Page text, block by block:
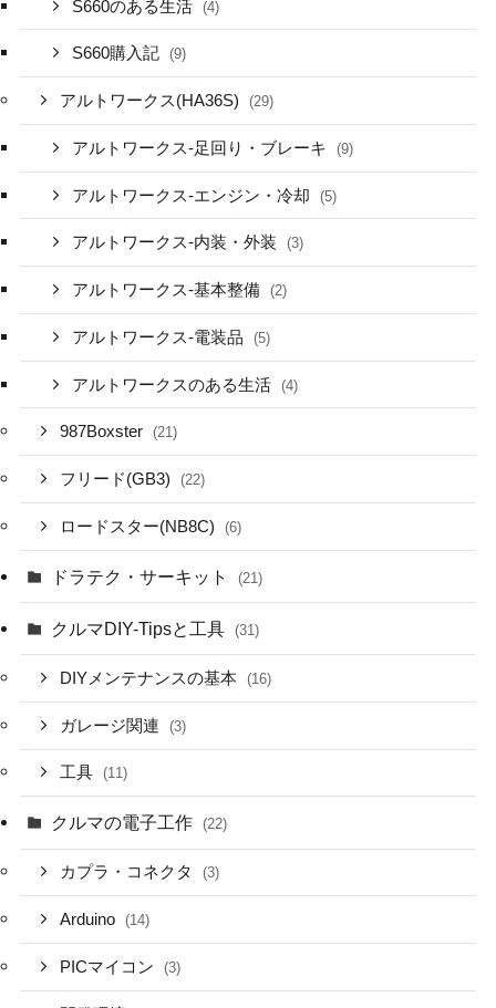
S660のある生活 (4)
S660購入記 (9)
アルトワークス(HA36S) (29)
アルトワークス-足回り・ブレーキ (9)
アルトワークス-エンジン・冷却 (5)
アルトワークス-内装・外装 (3)
アルトワークス-基本整備 (2)
アルトワークス-電装品 (5)
アルトワークスのある生活 (4)
987Boxster (21)
フリード(GB3) (22)
ロードスター(NB8C) (6)
ドラテク・サーキット (21)
クルマDIY-Tipsと工具 (31)
DIYメンテナンスの基本 (16)
ガレージ関連 (3)
工具 (11)
クルマの電子工作 (22)
カプラ・コネクタ (3)
Arduino (14)
PICマイコン (3)